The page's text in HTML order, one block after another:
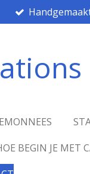
BEGIN JE MET